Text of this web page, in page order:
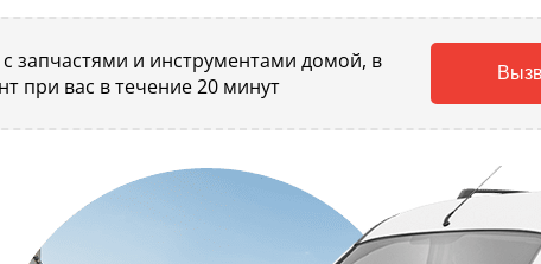
запчастями и инструментами домой, в
при вас в течение 20 минут